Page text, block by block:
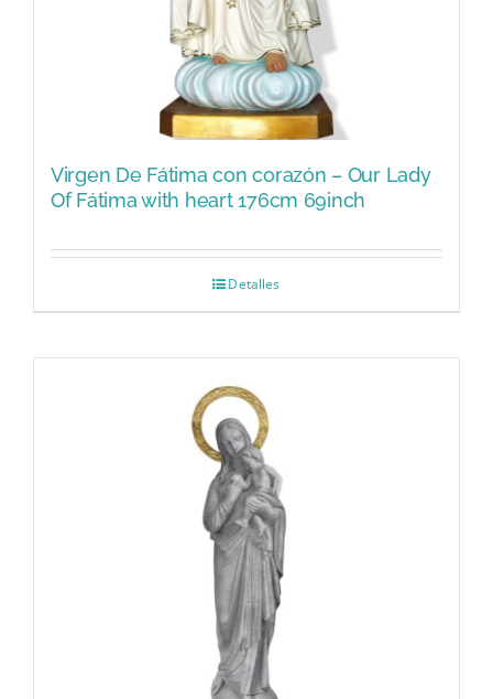
Virgen De Fátima con corazón – Our Lady
Of Fátima with heart 176cm 69inch
Detalles